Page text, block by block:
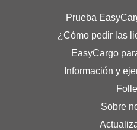
Prueba
¿Cómo pedir las
EasyCargo
Información y
Sobre